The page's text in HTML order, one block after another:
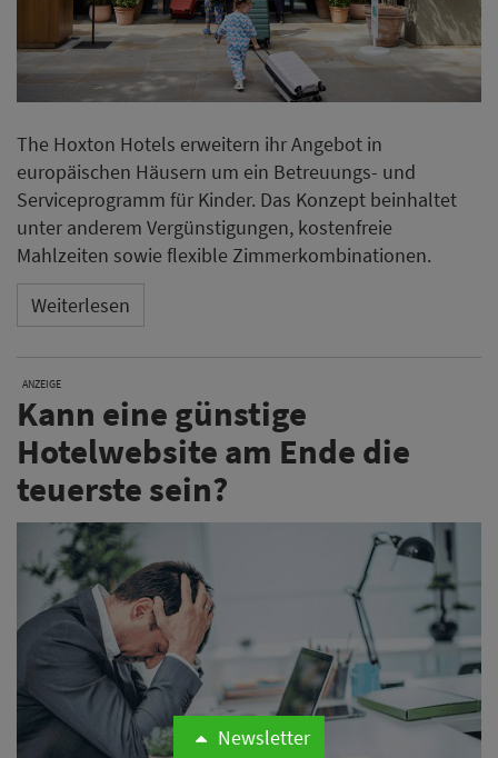
The Hoxton Hotels erweitern ihr Angebot in
europäischen Häusern um ein Betreuungs- und
Serviceprogramm für Kinder. Das Konzept beinhaltet
unter anderem Vergünstigungen, kostenfreie
Mahlzeiten sowie flexible Zimmerkombinationen.
Weiterlesen
ANZEIGE
Kann eine günstige
Hotelwebsite am Ende die
teuerste sein?
Newsletter